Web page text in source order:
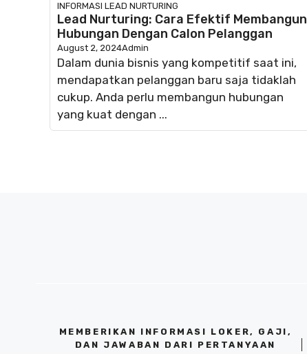
INFORMASI LEAD NURTURING
Lead Nurturing: Cara Efektif Membangun
Hubungan Dengan Calon Pelanggan
August 2, 2024Admin
Dalam dunia bisnis yang kompetitif saat ini,
mendapatkan pelanggan baru saja tidaklah
cukup. Anda perlu membangun hubungan
yang kuat dengan ...
MEMBERIKAN INFORMASI LOKER, GAJI,
DAN JAWABAN DARI PERTANYAAN